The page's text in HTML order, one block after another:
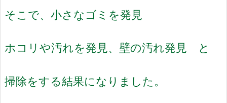
そこで、小さなゴミを発見
ホコリや汚れを発見、壁の汚れ発見 と
掃除をする結果になりました。